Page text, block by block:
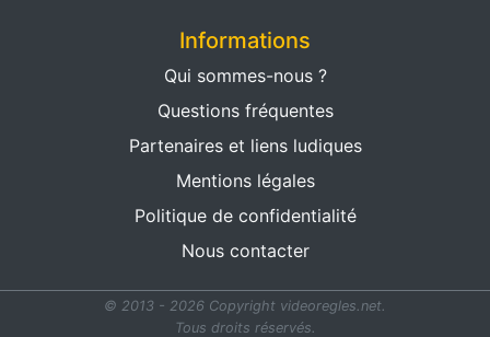
Informations
Qui sommes-nous ?
Questions fréquentes
Partenaires et liens ludiques
Mentions légales
Politique de confidentialité
Nous contacter
© 2013 - 2026 Copyright videoregles.net.
Tous droits réservés.